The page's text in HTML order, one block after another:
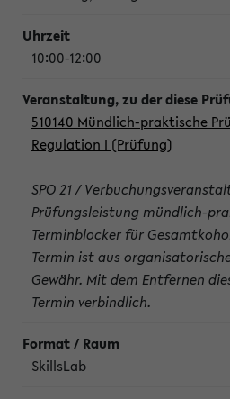
10:00-12:00
510140 Mündlich-praktische
Regulation I (Prüfung)
SPO 21 /
Prüfungsleistung mündlich-
Terminblocker für
Termin ist aus
Gewähr. Mit dem Entfernen
Termin verbindlich.
SkillsLab